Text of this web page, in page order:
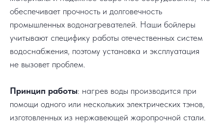
обеспечивает прочность и долговечность
промышленных водонагревателей. Наши бойлеры
учитывают специфику работы отечественных систем
водоснабжения, поэтому установка и эксплуатация
не вызовет проблем.
Принцип работы: нагрев воды производится при
помощи одного или нескольких электрических тэнов,
изготовленных из нержавеющей жаропрочной стали.